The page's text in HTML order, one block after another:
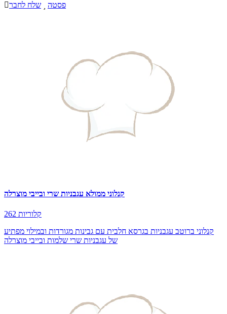
שלח לחבר פסטה
קנלוני ממולא עגבניות שרי ובייבי מוצרלה
262 קלוריות
קנלוני ברוטב עגבניות בגרסא חלבית עם גבינות מגורדות ובמילוי מפתיע
של עגבניות שרי שלמות ובייבי מוצרלה